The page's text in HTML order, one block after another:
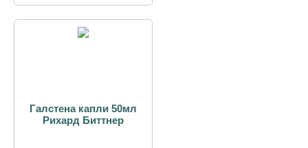
Галстена капли 50мл
Рихард Биттнер